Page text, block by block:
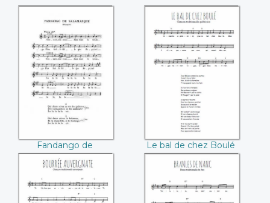
Fandango de
salamanque
Fandango de
salamanque
Le bal de chez
Boulé
Le bal de chez Boulé
Bourrée
Branles de Nanc